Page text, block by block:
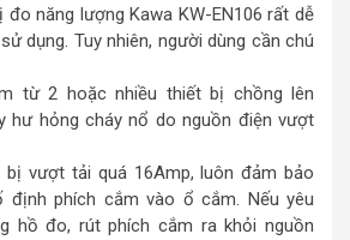
đo năng lượng Kawa KW-EN106 rất dễ
dụng. Tuy nhiên, người dùng cần chú
từ 2 hoặc nhiều thiết bị chồng lên
hư hỏng cháy nổ do nguồn điện vượt
vượt tải quá 16Amp, luôn đảm bảo
định phích cắm vào ổ cắm. Nếu yêu
hồ đo, rút phích cắm ra khỏi nguồn